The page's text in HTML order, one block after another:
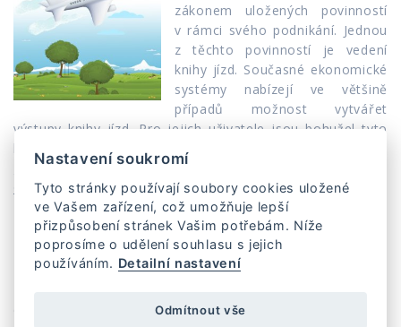
zákonem uložených povinností
v rámci svého podnikání. Jednou
z těchto povinností je vedení
knihy jízd. Současné ekonomické
systémy nabízejí ve většině
případů možnost vytvářet
výstupy knihy jízd. Pro jejich uživatele jsou bohužel tyto
knihy jízd pouze statickými záznamy bez možnosti
generování jednotlivých návrhů a předloh.
Číst
Ochrana osobních údajů
Nastavení soukromí
Tyto stránky používají soubory cookies uložené
ve Vašem zařízení, což umožňuje lepší
přizpůsobení stránek Vašim potřebám. Níže
poprosíme o udělení souhlasu s jejich
používáním. Detailní nastavení
Odmítnout vše